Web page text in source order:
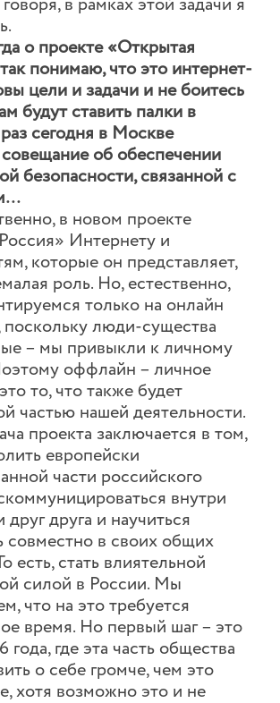
в рамках этой задачи я
о проекте «Открытая
понимаю, что это интернет-
цели и задачи и не боитесь
будут ставить палки в
сегодня в Москве
совещание об обеспечении
безопасности, связанной с
в новом проекте
Интернету и
которые он представляет,
роль. Но, естественно,
только на онлайн
поскольку люди-существа
– мы привыкли к личному
оффлайн – личное
то, что также будет
частью нашей деятельности.
проекта заключается в том,
европейски
части российского
внутри
друг друга и научиться
совместно в своих общих
есть, стать влиятельной
силой в России. Мы
что на это требуется
время. Но первый шаг – это
года, где эта часть общества
о себе громче, чем это
хотя возможно это и не